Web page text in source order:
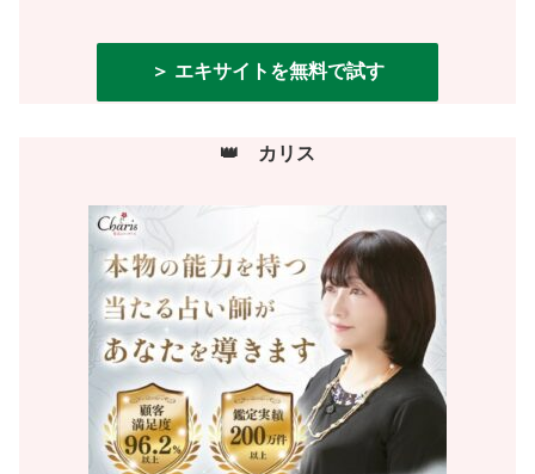
＞ エキサイトを無料で試す
👑 カリス